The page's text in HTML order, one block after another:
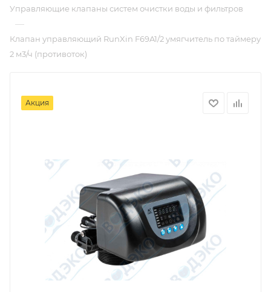
Управляющие клапаны систем очистки воды и фильтров
—
Клапан управляющий RunXin F69A1/2 умягчитель по таймеру
2 м3/ч (противоток)
Акция